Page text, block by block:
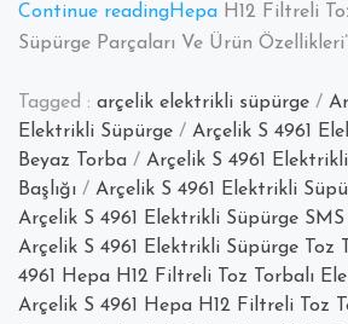
Continue reading“Arçelik
S
Hepa H12 Filtreli
Süpürge Parçaları Ve Ürün Özellikleri”
Tagged : arçelik elektrikli süpürge /
Elektrikli Süpürge / Arçelik S 4961
Beyaz Torba / Arçelik S 4961
Başlığı / Arçelik S 4961 Elektrikli
Arçelik S 4961 Elektrikli Süpürge
Arçelik S 4961 Elektrikli Süpürge Toz
4961 Hepa H12 Filtreli Toz Torbalı
Arçelik S 4961 Hepa H12 Filtreli Toz